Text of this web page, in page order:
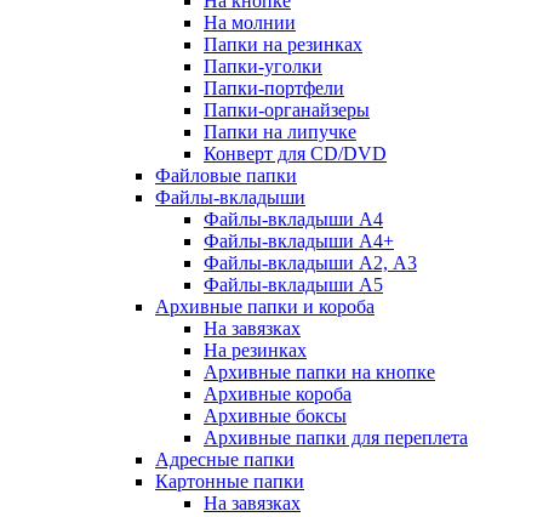
На молнии
Папки на резинках
Папки-уголки
Папки-портфели
Папки-органайзеры
Папки на липучке
Конверт для CD/DVD
Файловые папки
Файлы-вкладыши
Файлы-вкладыши А4
Файлы-вкладыши А4+
Файлы-вкладыши А2, А3
Файлы-вкладыши А5
Архивные папки и короба
На завязках
На резинках
Архивные папки на кнопке
Архивные короба
Архивные боксы
Архивные папки для переплета
Адресные папки
Картонные папки
На завязках